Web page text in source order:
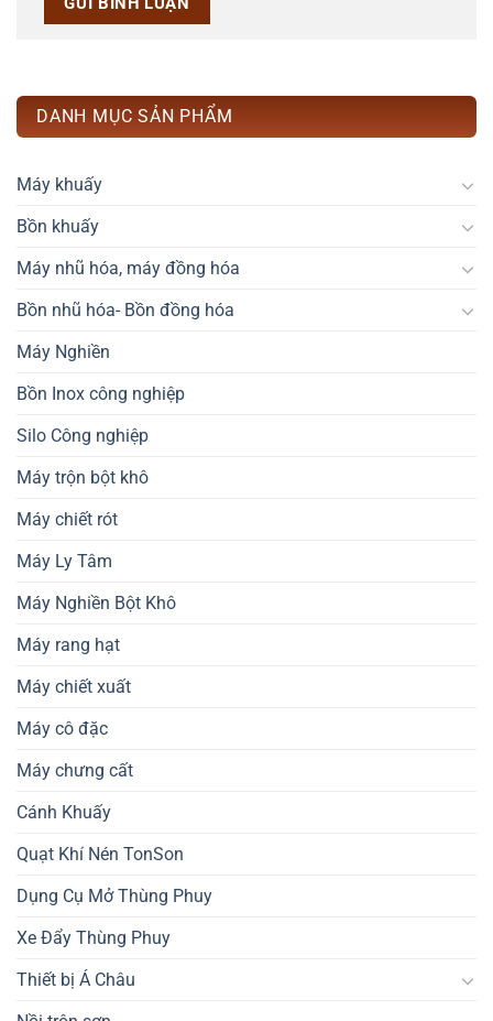
DANH MỤC SẢN PHẨM
Máy khuấy
Bồn khuấy
Máy nhũ hóa, máy đồng hóa
Bồn nhũ hóa- Bồn đồng hóa
Máy Nghiền
Bồn Inox công nghiệp
Silo Công nghiệp
Máy trộn bột khô
Máy chiết rót
Máy Ly Tâm
Máy Nghiền Bột Khô
Máy rang hạt
Máy chiết xuất
Máy cô đặc
Máy chưng cất
Cánh Khuấy
Quạt Khí Nén TonSon
Dụng Cụ Mở Thùng Phuy
Xe Đẩy Thùng Phuy
Thiết bị Á Châu